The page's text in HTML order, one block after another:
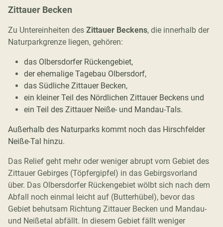
Zittauer Becken
Zu Untereinheiten des Zittauer Beckens, die innerhalb der
Naturparkgrenze liegen, gehören:
das Olbersdorfer Rückengebiet,
der ehemalige Tagebau Olbersdorf,
das Südliche Zittauer Becken,
ein kleiner Teil des Nördlichen Zittauer Beckens und
ein Teil des Zittauer Neiße- und Mandau-Tals.
Außerhalb des Naturparks kommt noch das Hirschfelder
Neiße-Tal hinzu.
Das Relief geht mehr oder weniger abrupt vom Gebiet des
Zittauer Gebirges (Töpfergipfel) in das Gebirgsvorland
über. Das Olbersdorfer Rückengebiet wölbt sich nach dem
Abfall noch einmal leicht auf (Butterhübel), bevor das
Gebiet behutsam Richtung Zittauer Becken und Mandau-
und Neißetal abfällt. In diesem Gebiet fällt weniger